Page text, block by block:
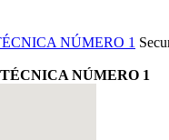
NÚMERO 1
NÚMERO 1